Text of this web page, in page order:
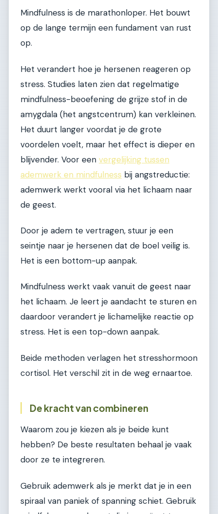
Mindfulness is de marathonloper. Het bouwt
op de lange termijn een fundament van rust
op.
Het verandert hoe je hersenen reageren op
stress. Studies laten zien dat regelmatige
mindfulness-beoefening de grijze stof in de
amygdala (het angstcentrum) kan verkleinen.
Het duurt langer voordat je de grote
voordelen voelt, maar het effect is dieper en
blijvender. Voor een vergelijking tussen
ademwerk en mindfulness bij angstreductie:
ademwerk werkt vooral via het lichaam naar
de geest.
Door je adem te vertragen, stuur je een
seintje naar je hersenen dat de boel veilig is.
Het is een bottom-up aanpak.
Mindfulness werkt vaak vanuit de geest naar
het lichaam. Je leert je aandacht te sturen en
daardoor verandert je lichamelijke reactie op
stress. Het is een top-down aanpak.
Beide methoden verlagen het stresshormoon
cortisol. Het verschil zit in de weg ernaartoe.
De kracht van combineren
Waarom zou je kiezen als je beide kunt
hebben? De beste resultaten behaal je vaak
door ze te integreren.
Gebruik ademwerk als je merkt dat je in een
spiraal van paniek of spanning schiet. Gebruik